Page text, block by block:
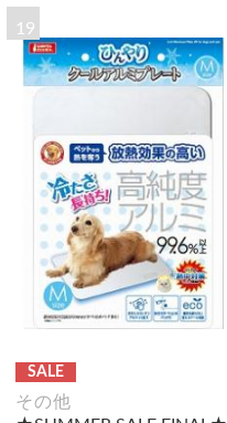
19
SALE
その他